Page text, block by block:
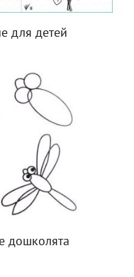
для детей
дошколята